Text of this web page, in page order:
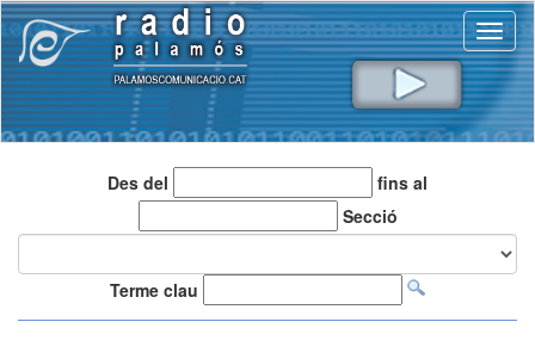
Des del
fins al
Secció
Terme clau